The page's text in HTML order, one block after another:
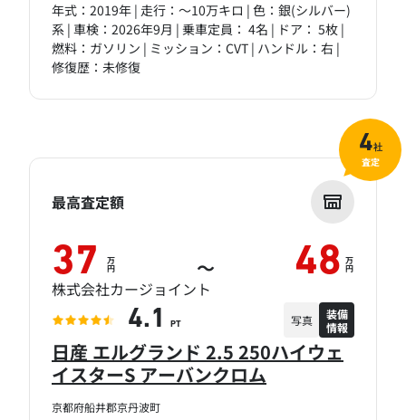
年式：2019年 | 走行：～10万キロ | 色：銀(シルバー)
系 | 車検：2026年9月 | 乗車定員： 4名 | ドア： 5枚 |
燃料：ガソリン | ミッション：CVT | ハンドル：右 |
修復歴：未修復
京都府船井郡京丹波町
日産 エルグランド 2.5 250ハイウェ
イスターS アーバンクロム
最高査定額
37 万
円 ～ 48 万
円
株式会社カージョイント
4.1 PT 写真
装備
情報
4社
査定